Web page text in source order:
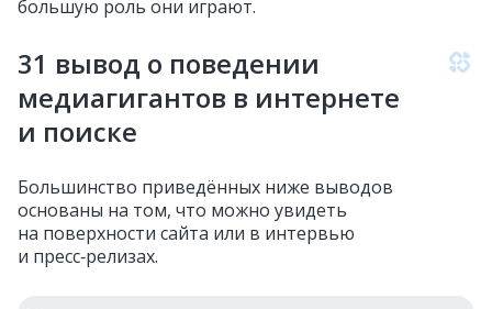
большую роль они играют.
31 вывод о поведении
медиагигантов в интернете
и поиске
Большинство приведённых ниже выводов
основаны на том, что можно увидеть
на поверхности сайта или в интервью
и пресс‑релизах.